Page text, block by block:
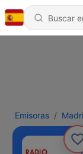
Emisoras